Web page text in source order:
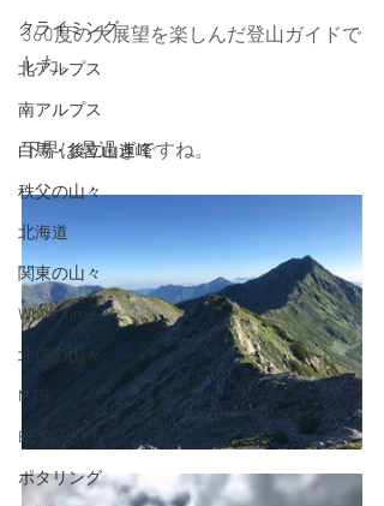
クライミング
北アルプス
南アルプス
白馬・後立山連峰
秩父の山々
北海道
関東の山々
White Time
北信の山々
MTB
BESV PS1
ポタリング
360度の大展望を楽しんだ登山ガイドで
した。
下界は暑過ぎですね。